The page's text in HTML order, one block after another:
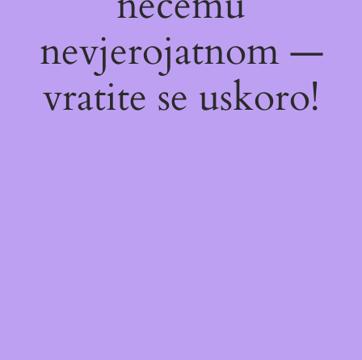
nevjerojatnom —
vratite se uskoro!